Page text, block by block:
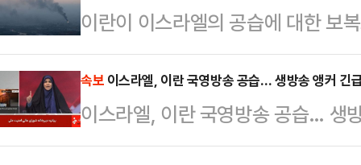
청구가 이뤄질 가능성도 작지 않다
앙지법 형사합의2…
두 사람 모두 대표적인 친명(친명)
(위원장 이춘석)는 16일 오후 국회
당대표와 최고위원을 선출하기로
표와 최고위원의 임기는 전임 당대
었던 김민석 국무총리 …
이란이 이스라엘의 공습에 대한 보
나선 것으로 알려졌다.이란 반관영
(IRGC)는 16일(현지시간) 새벽 이
공격을 감행했다며 극초음속 미사
서 큰 타격을 입혔다.이란의 극초음
속보 이스라엘, 이란 국영방송 공습… 생방송 앵커 긴
이스라엘, 이란 국영방송 공습… 생